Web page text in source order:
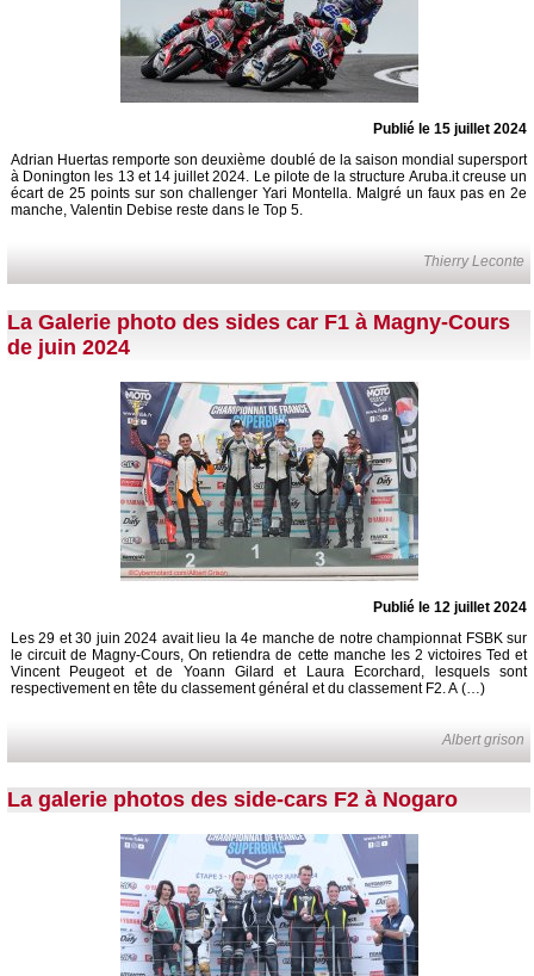
Publié le 15 juillet 2024
Adrian Huertas remporte son deuxième doublé de la saison mondial supersport
à Donington les 13 et 14 juillet 2024. Le pilote de la structure Aruba.it creuse un
écart de 25 points sur son challenger Yari Montella. Malgré un faux pas en 2e
manche, Valentin Debise reste dans le Top 5.
Thierry Leconte
La Galerie photo des sides car F1 à Magny-Cours
de juin 2024
Publié le 12 juillet 2024
Les 29 et 30 juin 2024 avait lieu la 4e manche de notre championnat FSBK sur
le circuit de Magny-Cours, On retiendra de cette manche les 2 victoires Ted et
Vincent Peugeot et de Yoann Gilard et Laura Ecorchard, lesquels sont
respectivement en tête du classement général et du classement F2. A (…)
Albert grison
La galerie photos des side-cars F2 à Nogaro